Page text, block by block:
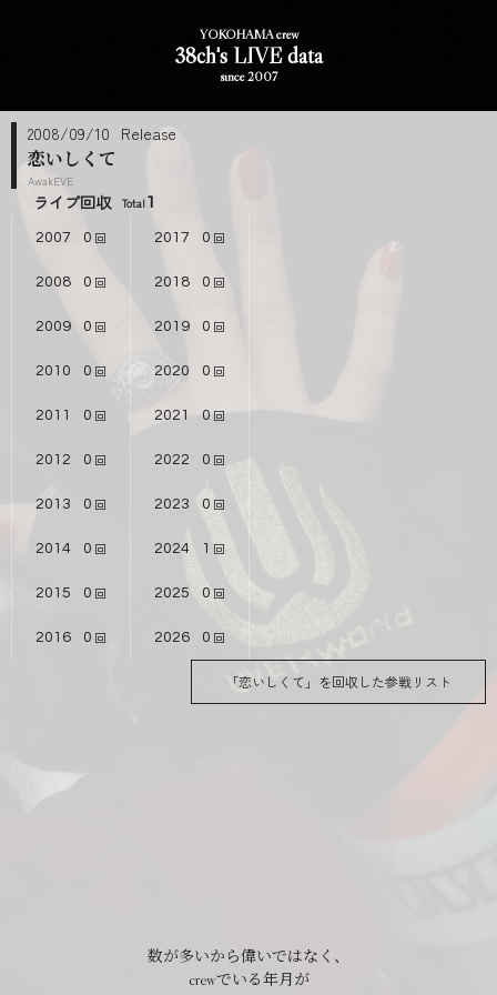
YOKOHAMA crew
38ch's LIVE data
since 2007
2008/09/10
恋いしくて
AwakEVE
ライブ回収 1
2007 0
2008 0
2009 0
2010 0
2011 0
2012 0
2013 0
2014 0
2015 0
2016 0
2017 0
2018 0
2019 0
2020 0
2021 0
2022 0
2023 0
2024 1
2025 0
2026 0
「恋いしくて」を回収した参戦リスト
数が多いから偉いではなく、
crewでいる年月が